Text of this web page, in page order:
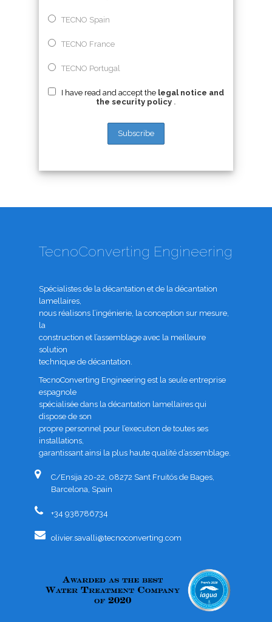
TECNO Spain
TECNO France
TECNO Portugal
I have read and accept the legal notice and
the security policy .
TecnoConverting Engineering
Spécialistes de la décantation et de la décantation
lamellaires,
nous réalisons l’ingénierie, la conception sur mesure,
la
construction et l’assemblage avec la meilleure
solution
technique de décantation.
TecnoConverting Engineering est la seule entreprise
espagnole
spécialisée dans la décantation lamellaires qui
dispose de son
propre personnel pour l’execution de toutes ses
installations,
garantissant ainsi la plus haute qualité d’assemblage.
C/Ensija 20-22, 08272 Sant Fruitós de Bages,
Barcelona, Spain
+34 938786734
olivier.savalli@tecnoconverting.com